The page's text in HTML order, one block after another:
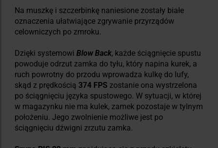
Na muszkę i szczerbinkę naniesione zostały białe
oznaczenia ułatwiające zgrywanie przyrządów
celowniczych po zmroku.
Dzięki systemowi Blow Back, każde ściągnięcie spustu
powoduje odrzut zamka do tyłu, który napina kurek, a
ruch powrotny do przodu wprowadza kulkę do lufy,
skąd z prędkością 374 FPS zostanie ona wystrzelona
po ściągnięciu języka spustowego. W sytuacji, w której
w magazynku nie ma kulek, zamek pozostaje w tylnym
położeniu. Jego zwolnienie możliwe jest po
ściągnięciu dźwigni zrzutu zamka.